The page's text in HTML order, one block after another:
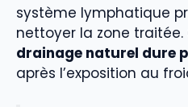
système lymphatique
nettoyer la zone traitée.
drainage naturel dure
après l’exposition au